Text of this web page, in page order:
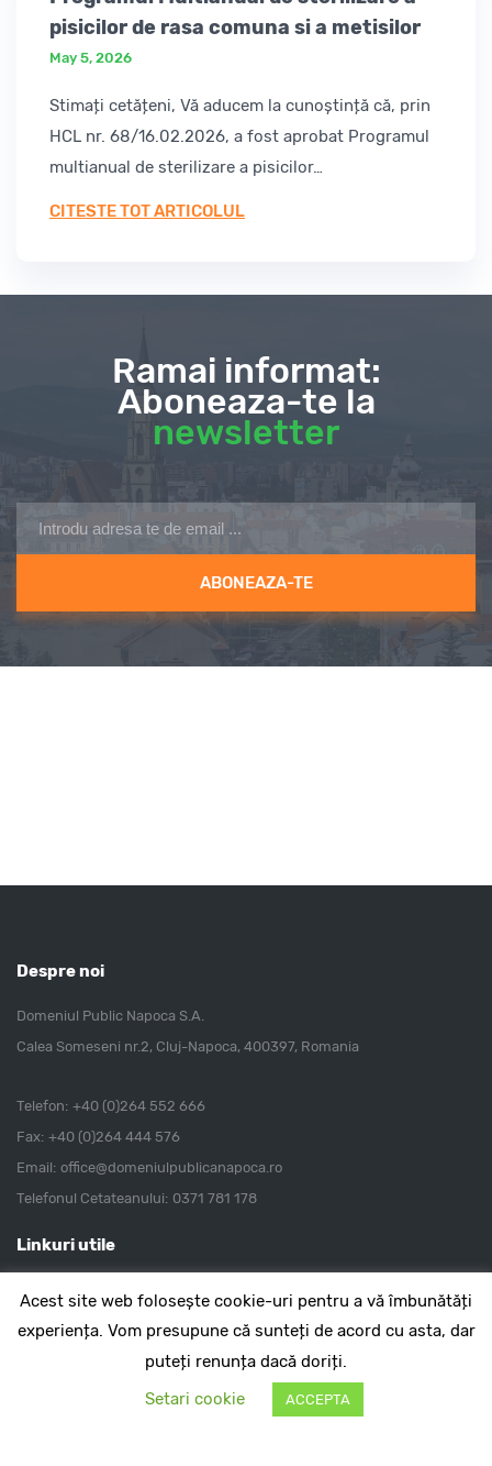
pisicilor de rasa comuna si a metisilor
May 5, 2026
Stimați cetățeni, Vă aducem la cunoștință că, prin
HCL nr. 68/16.02.2026, a fost aprobat Programul
multianual de sterilizare a pisicilor…
CITESTE TOT ARTICOLUL
Ramai informat:
Aboneaza-te la
newsletter
Despre noi
Domeniul Public Napoca S.A.
Calea Someseni nr.2, Cluj-Napoca, 400397, Romania
Telefon: +40 (0)264 552 666
Fax: +40 (0)264 444 576
Email: office@domeniulpublicanapoca.ro
Telefonul Cetateanului: 0371 781 178
Linkuri utile
Ultimele noutati
Acest site web folosește cookie-uri pentru a vă îmbunătăți
experiența. Vom presupune că sunteți de acord cu asta, dar
puteți renunța dacă doriți.
Setari cookie
ACCEPTA